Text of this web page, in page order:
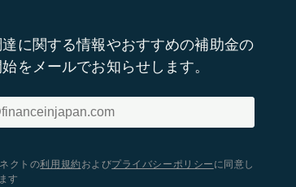
に関する情報やおすすめの補助金の
をメールでお知らせします。
クトの利用規約 およびプライバシーポリシー に同意し
す